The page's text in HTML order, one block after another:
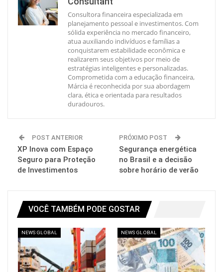
Consultora financeira especializada em
planejamento pessoal e investimentos. Com
sólida experiência no mercado financeiro,
atua auxiliando indivíduos e famílias a
conquistarem estabilidade econômica e
realizarem seus objetivos por meio de
estratégias inteligentes e personalizadas.
Comprometida com a educação financeira,
Márcia é reconhecida por sua abordagem
clara, ética e orientada para resultados
duradouros.
POST ANTERIOR
XP Inova com Espaço
Seguro para Proteção
de Investimentos
PRÓXIMO POST
Segurança energética
no Brasil e a decisão
sobre horário de verão
VOCÊ TAMBÉM PODE GOSTAR
NEWS GLOBAL NEWS GLOBAL